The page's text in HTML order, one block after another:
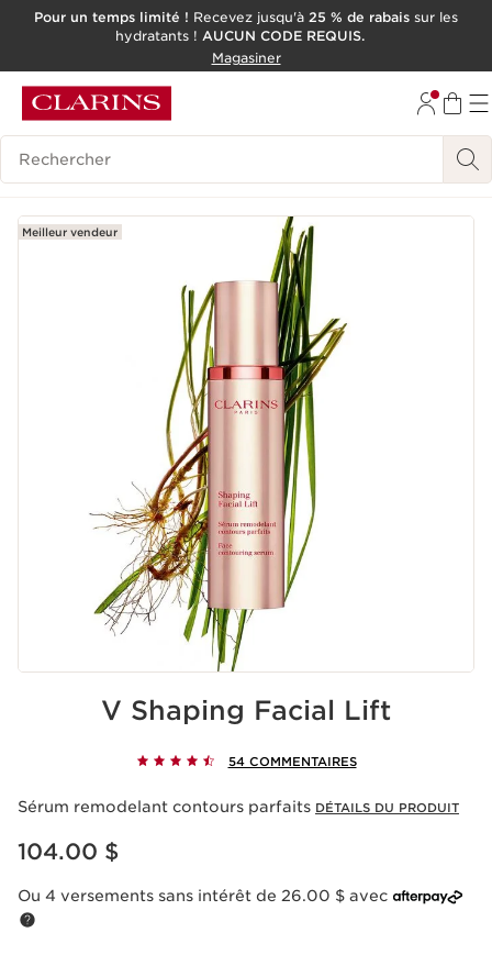
ALLER AU CONTENU
OUTIL D'ACCESSIBILITÉ
Pour un temps limité ! Recevez jusqu'à 25 % de rabais sur les
hydratants ! AUCUN CODE REQUIS.
Magasiner
Historique des recherches
Meilleur vendeur
V Shaping Facial Lift
54 COMMENTAIRES
Sérum remodelant contours parfaits DÉTAILS DU PRODUIT
Nouveau prix 104.00 $
104.00 $
Ou 4 versements sans intérêt de 26.00 $ avec